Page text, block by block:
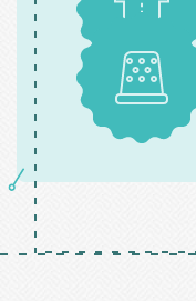
Patrons
Mercerie